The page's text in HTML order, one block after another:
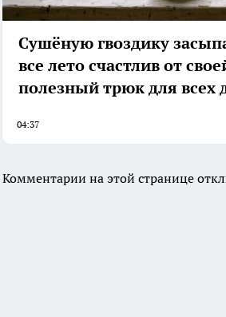
Сушёную гвоздику
все лето счастлив от
полезный трюк для всех
04:37
Комментарии на этой странице